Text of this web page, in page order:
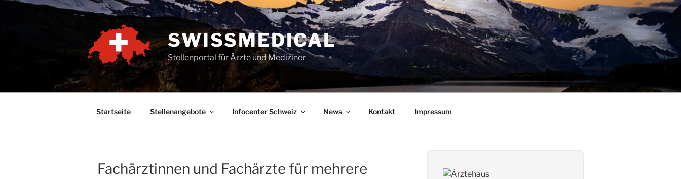
SWISSMEDICAL
Stellenportal für Ärzte und Mediziner
Startseite Stellenangebote Infocenter Schweiz News Kontakt Impressum
Fachärztinnen und Fachärzte für mehrere